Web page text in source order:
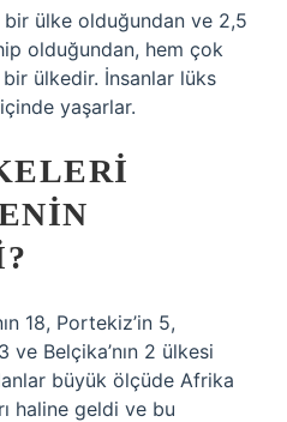
ülke olduğundan ve 2,5
olduğundan, hem çok
ülkedir. İnsanlar lüks
yaşarlar.
18, Portekiz’in 5,
ve Belçika’nın 2 ülkesi
büyük ölçüde Afrika
haline geldi ve bu